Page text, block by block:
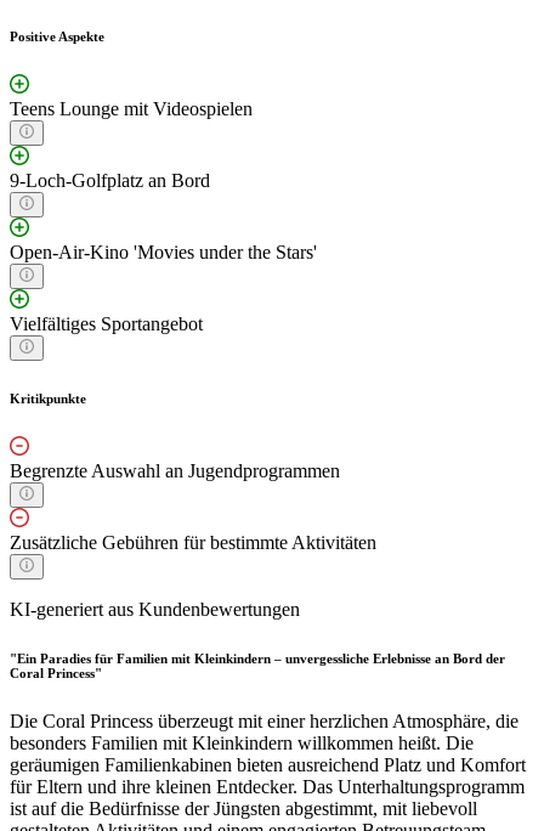
Positive Aspekte
Teens Lounge mit Videospielen
9-Loch-Golfplatz an Bord
Open-Air-Kino 'Movies under the Stars'
Vielfältiges Sportangebot
Kritikpunkte
Begrenzte Auswahl an Jugendprogrammen
Zusätzliche Gebühren für bestimmte Aktivitäten
KI-generiert aus Kundenbewertungen
"Ein Paradies für Familien mit Kleinkindern – unvergessliche Erlebnisse an Bord der
Coral Princess"
Die Coral Princess überzeugt mit einer herzlichen Atmosphäre, die
besonders Familien mit Kleinkindern willkommen heißt. Die
geräumigen Familienkabinen bieten ausreichend Platz und Komfort
für Eltern und ihre kleinen Entdecker. Das Unterhaltungsprogramm
ist auf die Bedürfnisse der Jüngsten abgestimmt, mit liebevoll